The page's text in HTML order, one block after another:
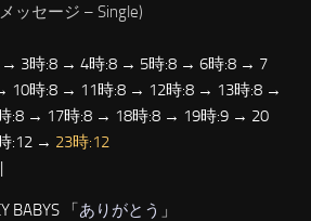
ッセージ – Single)
3時:8 → 4時:8 → 5時:8 → 6時:8 → 7
10時:8 → 11時:8 → 12時:8 → 13時:8 →
:8 → 17時:8 → 18時:8 → 19時:9 → 20
:12 → 23時:12
|
BABYS 「ありがとう 」